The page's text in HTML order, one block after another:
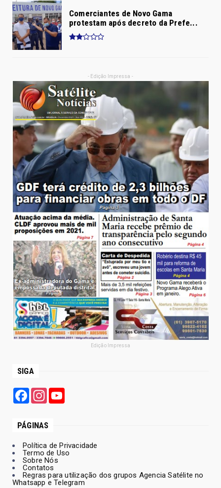
Comerciantes de Novo Gama
protestam após decreto da Prefe...
- Edição Impressa -
Edição Impressa
SIGA
FacebookInstagram
PÁGINAS
Política de Privacidade
Termo de Uso
Sobre Nós
Contatos
Regras para utilização dos grupos Agencia Satélite no
Whatsapp e Telegram